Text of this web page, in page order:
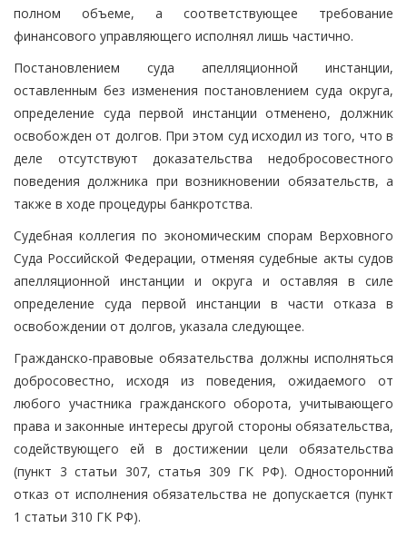
полном объеме, а соответствующее требование
финансового управляющего исполнял лишь частично.
Постановлением суда апелляционной инстанции,
оставленным без изменения постановлением суда округа,
определение суда первой инстанции отменено, должник
освобожден от долгов. При этом суд исходил из того, что в
деле отсутствуют доказательства недобросовестного
поведения должника при возникновении обязательств, а
также в ходе процедуры банкротства.
Судебная коллегия по экономическим спорам Верховного
Суда Российской Федерации, отменяя судебные акты судов
апелляционной инстанции и округа и оставляя в силе
определение суда первой инстанции в части отказа в
освобождении от долгов, указала следующее.
Гражданско-правовые обязательства должны исполняться
добросовестно, исходя из поведения, ожидаемого от
любого участника гражданского оборота, учитывающего
права и законные интересы другой стороны обязательства,
содействующего ей в достижении цели обязательства
(пункт 3 статьи 307, статья 309 ГК РФ). Односторонний
отказ от исполнения обязательства не допускается (пункт
1 статьи 310 ГК РФ).